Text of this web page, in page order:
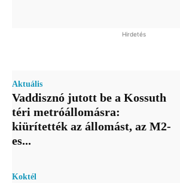
Hirdetés
Aktuális
Vaddisznó jutott be a Kossuth
téri metróállomásra:
kiürítették az állomást, az M2-
es...
Koktél